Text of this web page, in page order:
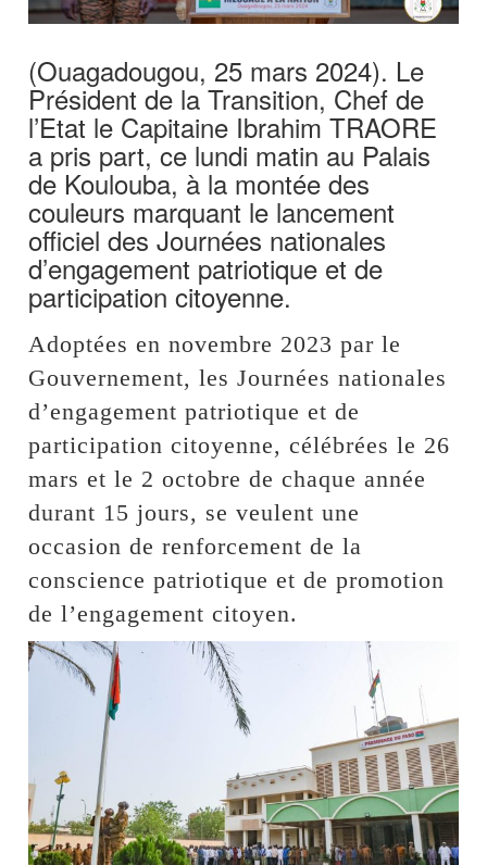
(Ouagadougou, 25 mars 2024). Le
Président de la Transition, Chef de
l’Etat le Capitaine Ibrahim TRAORE
a pris part, ce lundi matin au Palais
de Koulouba, à la montée des
couleurs marquant le lancement
officiel des Journées nationales
d’engagement patriotique et de
participation citoyenne.
Adoptées en novembre 2023 par le
Gouvernement, les Journées nationales
d’engagement patriotique et de
participation citoyenne, célébrées le 26
mars et le 2 octobre de chaque année
durant 15 jours, se veulent une
occasion de renforcement de la
conscience patriotique et de promotion
de l’engagement citoyen.